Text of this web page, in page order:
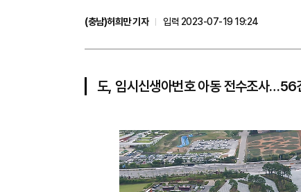
(충남)허희만 기자
입력 2023-07-19 19:24
도, 임시신생아번호 아동 전수조사…56